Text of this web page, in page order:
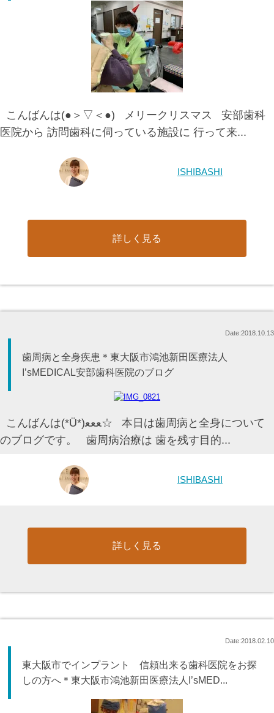
こんばんは(●＞▽＜●) メリークリスマス 安部歯科
医院から 訪問歯科に伺っている施設に 行って来...
ISHIBASHI
詳しく見る
Date:2018.10.13
歯周病と全身疾患＊東大阪市鴻池新田医療法人
I’sMEDICAL安部歯科医院のブログ
こんばんは(*Ü*)ﻌﻌﻌ☆ 本日は歯周病と全身について
のブログです。 歯周病治療は 歯を残す目的...
ISHIBASHI
詳しく見る
Date:2018.02.10
東大阪市でインプラント 信頼出来る歯科医院をお探
しの方へ＊東大阪市鴻池新田医療法人I’sMED...